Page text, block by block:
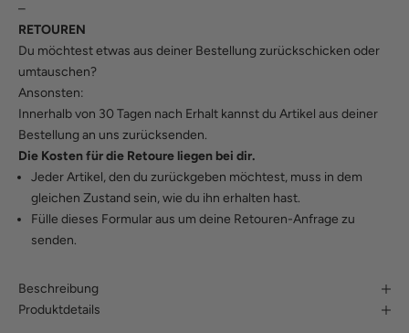
–
RETOUREN
Du möchtest etwas aus deiner Bestellung zurückschicken oder
umtauschen?
Ansonsten:
Innerhalb von 30 Tagen nach Erhalt kannst du Artikel aus deiner
Bestellung an uns zurücksenden.
Die Kosten für die Retoure liegen bei dir.
Jeder Artikel, den du zurückgeben möchtest, muss in dem
gleichen Zustand sein, wie du ihn erhalten hast.
Fülle dieses Formularaus um deine Retouren-Anfrage zu
senden.
Beschreibung
Produktdetails